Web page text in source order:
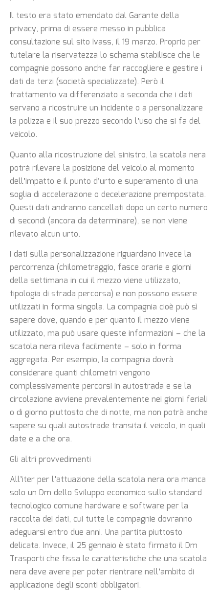
Il testo era stato emendato dal Garante della
privacy, prima di essere messo in pubblica
consultazione sul sito Ivass, il 19 marzo. Proprio per
tutelare la riservatezza lo schema stabilisce che le
compagnie possono anche far raccogliere e gestire i
dati da terzi (società specializzate). Però il
trattamento va differenziato a seconda che i dati
servano a ricostruire un incidente o a personalizzare
la polizza e il suo prezzo secondo l’uso che si fa del
veicolo.
Quanto alla ricostruzione del sinistro, la scatola nera
potrà rilevare la posizione del veicolo al momento
dell’impatto e il punto d’urto e superamento di una
soglia di accelerazione o decelerazione preimpostata.
Questi dati andranno cancellati dopo un certo numero
di secondi (ancora da determinare), se non viene
rilevato alcun urto.
I dati sulla personalizzazione riguardano invece la
percorrenza (chilometraggio, fasce orarie e giorni
della settimana in cui il mezzo viene utilizzato,
tipologia di strada percorsa) e non possono essere
utilizzati in forma singola. La compagnia cioè può sì
sapere dove, quando e per quanto il mezzo viene
utilizzato, ma può usare queste informazioni – che la
scatola nera rileva facilmente – solo in forma
aggregata. Per esempio, la compagnia dovrà
considerare quanti chilometri vengono
complessivamente percorsi in autostrada e se la
circolazione avviene prevalentemente nei giorni feriali
o di giorno piuttosto che di notte, ma non potrà anche
sapere su quali autostrade transita il veicolo, in quali
date e a che ora.
Gli altri provvedimenti
All’iter per l’attuazione della scatola nera ora manca
solo un Dm dello Sviluppo economico sullo standard
tecnologico comune hardware e software per la
raccolta dei dati, cui tutte le compagnie dovranno
adeguarsi entro due anni. Una partita piuttosto
delicata. Invece, il 25 gennaio è stato firmato il Dm
Trasporti che fissa le caratteristiche che una scatola
nera deve avere per poter rientrare nell’ambito di
applicazione degli sconti obbligatori.